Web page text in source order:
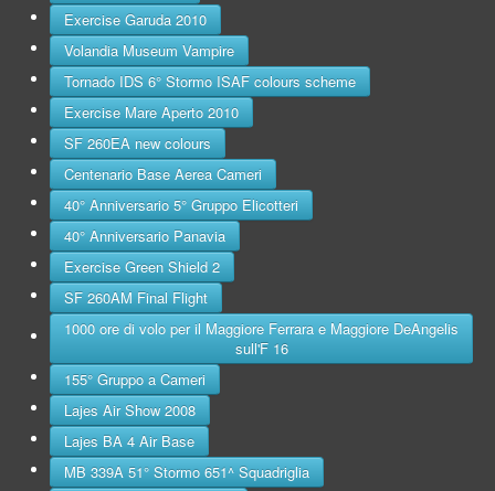
Exercise Garuda 2010
Volandia Museum Vampire
Tornado IDS 6° Stormo ISAF colours scheme
Exercise Mare Aperto 2010
SF 260EA new colours
Centenario Base Aerea Cameri
40° Anniversario 5° Gruppo Elicotteri
40° Anniversario Panavia
Exercise Green Shield 2
SF 260AM Final Flight
1000 ore di volo per il Maggiore Ferrara e Maggiore DeAngelis
sull'F 16
155° Gruppo a Cameri
Lajes Air Show 2008
Lajes BA 4 Air Base
MB 339A 51° Stormo 651^ Squadriglia